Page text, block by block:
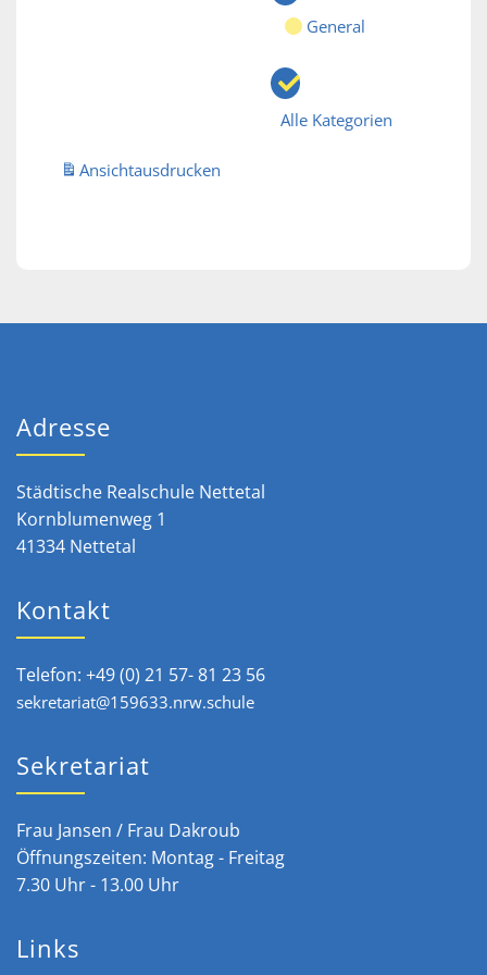
General
Alle Kategorien
Ansichtausdrucken
Adresse
Städtische Realschule Nettetal
Kornblumenweg 1
41334 Nettetal
Kontakt
Telefon: +49 (0) 21 57- 81 23 56
sekretariat@159633.nrw.schule
Sekretariat
Frau Jansen / Frau Dakroub
Öffnungszeiten: Montag - Freitag
7.30 Uhr - 13.00 Uhr
Links